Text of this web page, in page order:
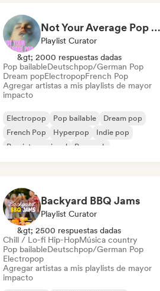
Not Your Average Pop 🛸 Art Pop, Alt-Pop & Indie Pop
Playlist Curator
&gt; 2000 respuestas dadas
Pop bailableDeutschpop/German Pop
Dream popElectropopFrench Pop
Agregar artistas a mis playlists de mayor
impacto
Electropop Pop bailable
Dream pop
French Pop
Hyperpop
Indie pop
Pop internacional
Pop rock
Backyard BBQ Jams
Playlist Curator
&gt; 2500 respuestas dadas
Chill / Lo-fi Hip-HopMúsica country
Pop bailableDeutschpop/German Pop
Electropop
Agregar artistas a mis playlists de mayor
impacto